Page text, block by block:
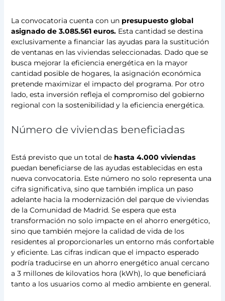
La convocatoria cuenta con unpresupuesto global
asignado de 3.085.561 euros.Esta cantidad se destina
exclusivamente a financiar las ayudas para la sustitución
de ventanas en las viviendas seleccionadas. Dado que se
busca mejorar la eficiencia energética en la mayor
cantidad posible de hogares, la asignación económica
pretende maximizar el impacto del programa. Por otro
lado, esta inversión refleja el compromiso del gobierno
regional con la sostenibilidad y la eficiencia energética.
Número de viviendas beneficiadas
Está previsto que un total de hasta 4.000 viviendas
puedan beneficiarse de las ayudas establecidas en esta
nueva convocatoria. Este número no solo representa una
cifra significativa, sino que también implica un paso
adelante hacia la modernización del parque de viviendas
de la Comunidad de Madrid. Se espera que esta
transformación no solo impacte en el ahorro energético,
sino que también mejore la calidad de vida de los
residentes al proporcionarles un entorno más confortable
y eficiente. Las cifras indican que el impacto esperado
podría traducirse en un ahorro energético anual cercano
a 3 millones de kilovatios hora (kWh), lo que beneficiará
tanto a los usuarios como al medio ambiente en general.